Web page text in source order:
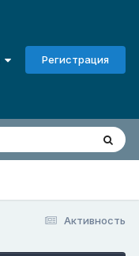
Регистрация
Активность